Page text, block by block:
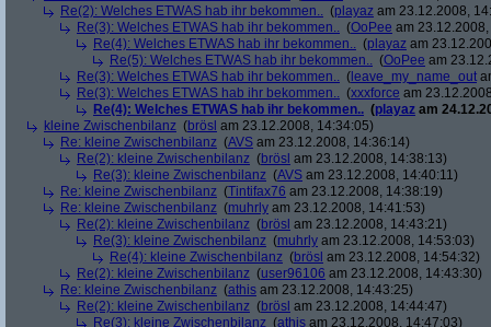
Re(2): Welches ETWAS hab ihr bekommen.. (playaz am 23.12.2008,
Re(3): Welches ETWAS hab ihr bekommen.. (OoPee am
Re(4): Welches ETWAS hab ihr bekommen.. (playaz am
Re(5): Welches ETWAS hab ihr bekommen.. (OoPee am
Re(3): Welches ETWAS hab ihr bekommen.. ( leave_my_name_out
Re(3): Welches ETWAS hab ihr bekommen.. (xxxforce am
Re(4): Welches ETWAS hab ihr bekommen.. (playaz am
kleine Zwischenbilanz (brösl am 23.12.2008, 14:34:05)
Re: kleine Zwischenbilanz (AVS am 23.12.2008, 14:36:14)
Re(2): kleine Zwischenbilanz (brösl am 23.12.2008, 14:38:13)
Re(3): kleine Zwischenbilanz (AVS am 23.12.2008, 14:40:11)
Re: kleine Zwischenbilanz (Tintifax76 am 23.12.2008, 14:38:19)
Re: kleine Zwischenbilanz (muhrly am 23.12.2008, 14:41:53)
Re(2): kleine Zwischenbilanz (brösl am 23.12.2008, 14:43:21)
Re(3): kleine Zwischenbilanz (muhrly am 23.12.2008, 14:53:03)
Re(4): kleine Zwischenbilanz (brösl am 23.12.2008, 14:54:32)
Re(2): kleine Zwischenbilanz (user96106 am 23.12.2008, 14:43:30)
Re: kleine Zwischenbilanz (athis am 23.12.2008, 14:43:25)
Re(2): kleine Zwischenbilanz (brösl am 23.12.2008, 14:44:47)
Re(3): kleine Zwischenbilanz (athis am 23.12.2008, 14:47:03)